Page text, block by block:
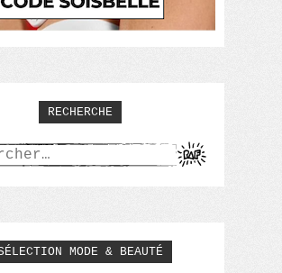
RECHERCHE
:
MODE & BEAUTÉ